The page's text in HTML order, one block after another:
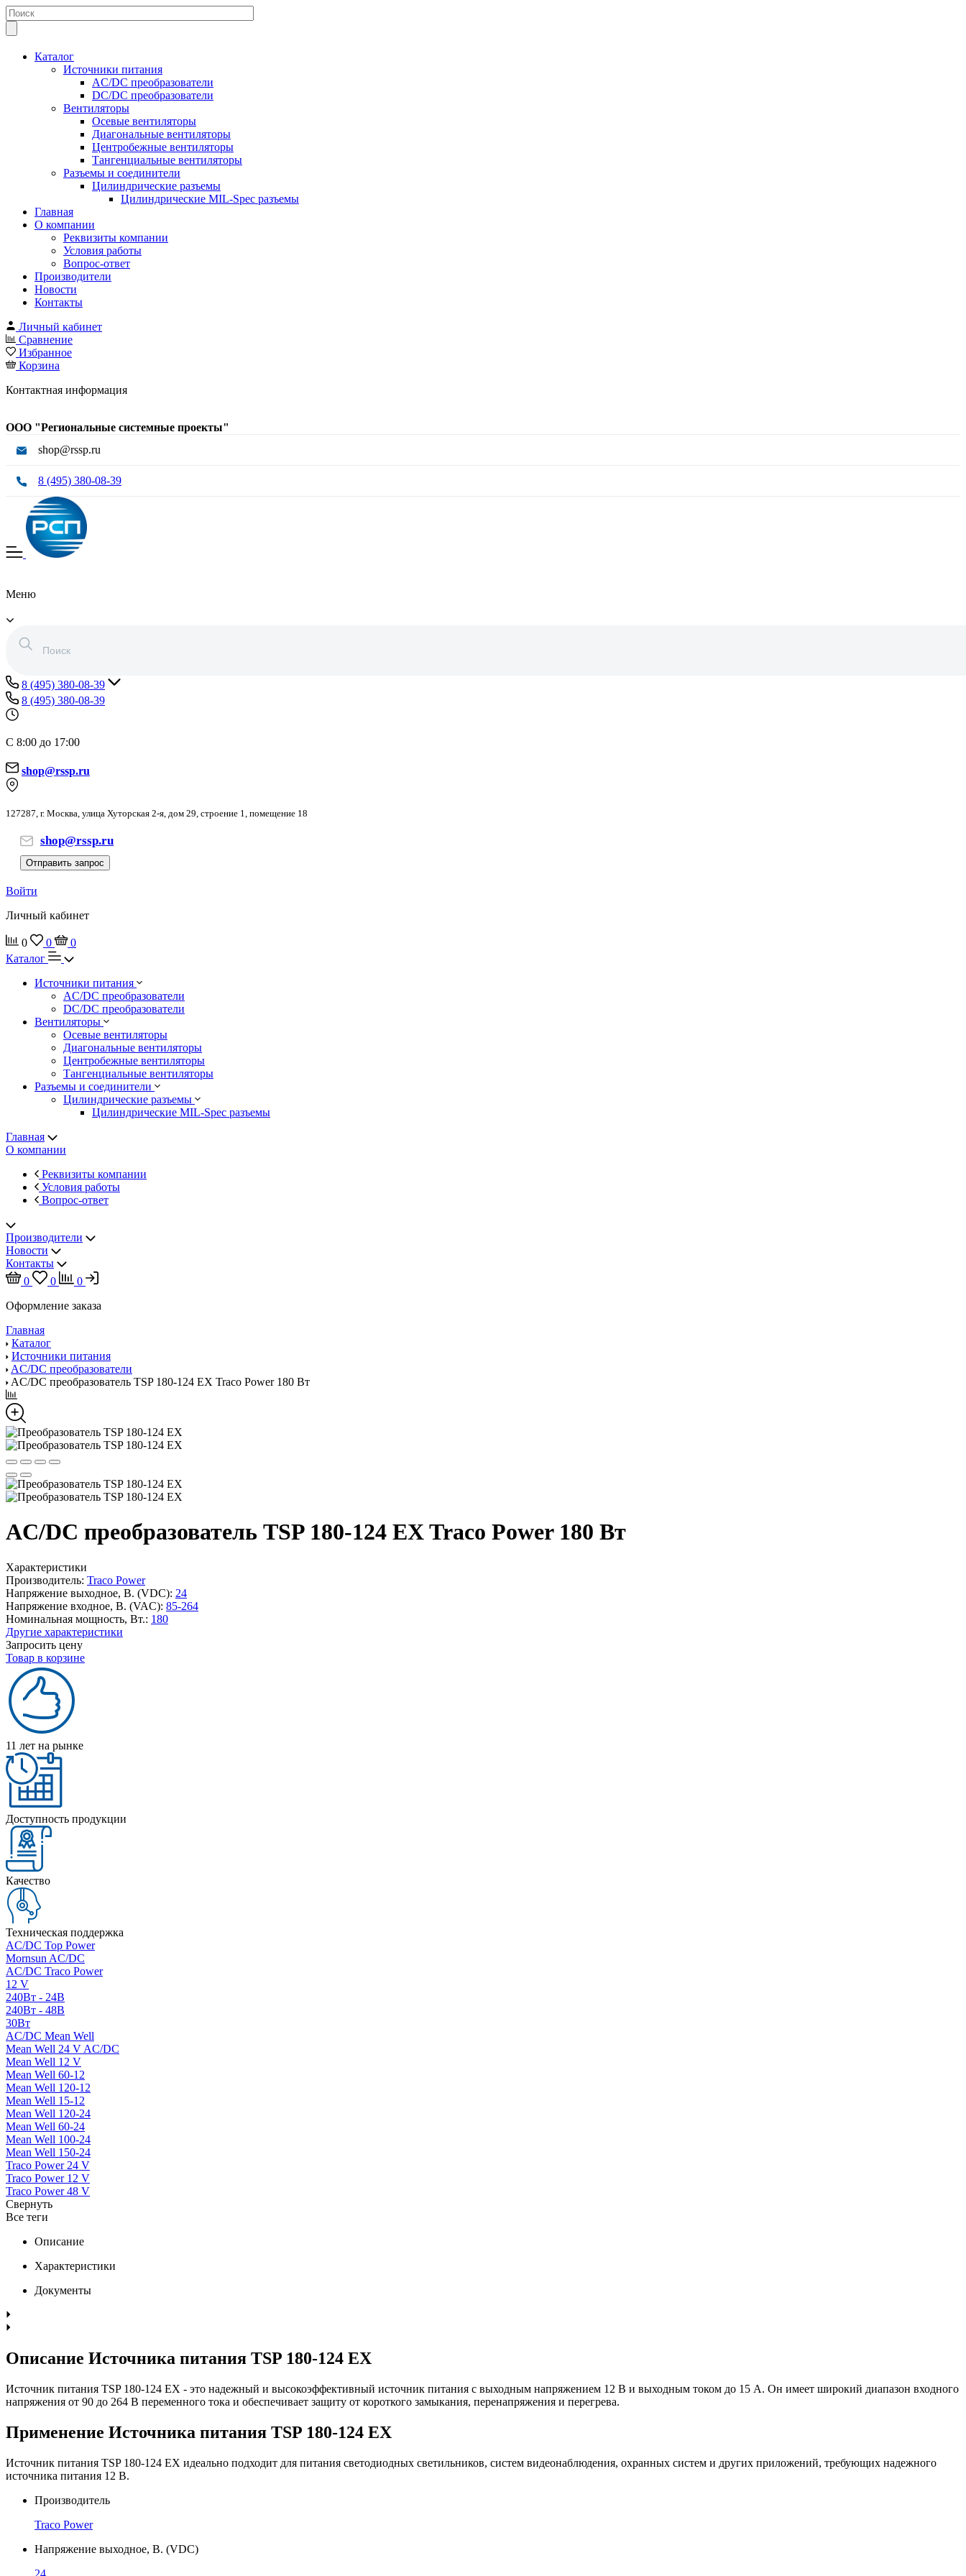
Каталог
Источники питания
AC/DC преобразователи
DC/DC преобразователи
Вентиляторы
Осевые вентиляторы
Диагональные вентиляторы
Центробежные вентиляторы
Тангенциальные вентиляторы
Разъемы и соединители
Цилиндрические разъемы
Цилиндрические MIL-Spec разъемы
Главная
О компании
Реквизиты компании
Условия работы
Вопрос-ответ
Производители
Новости
Контакты
Личный кабинет
Сравнение
Избранное
Корзина
Контактная информация
ООО "Региональные системные проекты"
shop@rssp.ru
8 (495) 380-08-39
Меню
8 (495) 380-08-39
8 (495) 380-08-39
С 8:00 до 17:00
shop@rssp.ru
127287, г. Москва, улица Хуторская 2-я, дом 29, строение 1, помещение 18
shop@rssp.ru
Отправить запрос
Войти
Личный кабинет
0 0
0
Каталог
Источники питания
AC/DC преобразователи
DC/DC преобразователи
Вентиляторы
Осевые вентиляторы
Диагональные вентиляторы
Центробежные вентиляторы
Тангенциальные вентиляторы
Разъемы и соединители
Цилиндрические разъемы
Цилиндрические MIL-Spec разъемы
Главная
О компании
Реквизиты компании
Условия работы
Вопрос-ответ
Производители
Новости
Контакты
0
0
0
Оформление заказа
Главная
Каталог
Источники питания
AC/DC преобразователи
AC/DC преобразователь TSP 180-124 EX Traco Power 180 Вт
AC/DC преобразователь TSP 180-124 EX Traco Power 180 Вт
Характеристики
Производитель: Traco Power
Напряжение выходное, В. (VDC): 24
Напряжение входное, В. (VAC): 85-264
Номинальная мощность, Вт.: 180
Другие характеристики
Запросить цену
Товар в корзине
11 лет на рынке
Доступность продукции
Качество
Техническая поддержка
AC/DC Top Power
Mornsun AC/DC
AC/DC Traco Power
12 V
240Вт - 24В
240Вт - 48В
30Вт
AC/DC Mean Well
Mean Well 24 V AC/DC
Mean Well 12 V
Mean Well 60-12
Mean Well 120-12
Mean Well 15-12
Mean Well 120-24
Mean Well 60-24
Mean Well 100-24
Mean Well 150-24
Traco Power 24 V
Traco Power 12 V
Traco Power 48 V
Свернуть
Все теги
Описание
Характеристики
Документы
Описание Источника питания TSP 180-124 EX
Источник питания TSP 180-124 EX - это надежный и высокоэффективный источник питания с выходным напряжением 12 В и выходным током до 15 А. Он имеет широкий диапазон входного
напряжения от 90 до 264 В переменного тока и обеспечивает защиту от короткого замыкания, перенапряжения и перегрева.
Применение Источника питания TSP 180-124 EX
Источник питания TSP 180-124 EX идеально подходит для питания светодиодных светильников, систем видеонаблюдения, охранных систем и других приложений, требующих надежного
источника питания 12 В.
Производитель
Traco Power
Напряжение выходное, В. (VDC)
24